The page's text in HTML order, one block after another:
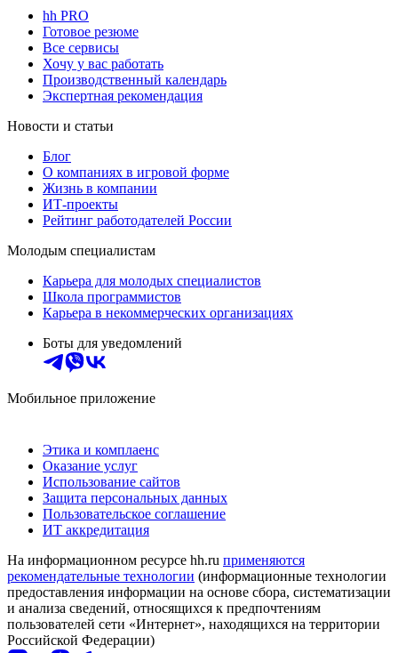
hh PRO
Готовое резюме
Все сервисы
Хочу у вас работать
Производственный календарь
Экспертная рекомендация
Новости и статьи
Блог
О компаниях в игровой форме
Жизнь в компании
ИТ-проекты
Рейтинг работодателей России
Молодым специалистам
Карьера для молодых специалистов
Школа программистов
Карьера в некоммерческих организациях
Боты для уведомлений
Мобильное приложение
Этика и комплаенс
Оказание услуг
Использование сайтов
Защита персональных данных
Пользовательское соглашение
ИТ аккредитация
На информационном ресурсе hh.ru применяются
рекомендательные технологии (информационные технологии
предоставления информации на основе сбора, систематизации
и анализа сведений, относящихся к предпочтениям
пользователей сети «Интернет», находящихся на территории
Российской Федерации)